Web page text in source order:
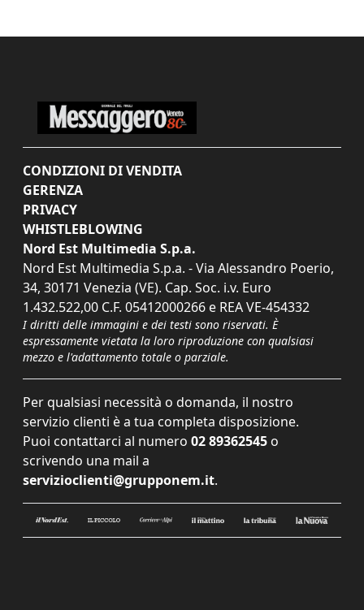
CONDIZIONI DI VENDITA
GERENZA
PRIVACY
WHISTLEBLOWING
Nord Est Multimedia S.p.a.
Nord Est Multimedia S.p.a. - Via Alessandro Poerio,
34, 30171 Venezia (VE). Cap. Soc. i.v. Euro
1.432.522,00 C.F. 05412000266 e REA VE-454332
I diritti delle immagini e dei testi sono riservati. È
espressamente vietata la loro riproduzione con qualsiasi
mezzo e l'adattamento totale o parziale.
Per qualsiasi necessità o domanda, il nostro
servizio clienti è a tua completa disposizione.
Puoi contattarci al numero 02 89362545 o
scrivendo una mail a
servizioclienti@grupponem.it.